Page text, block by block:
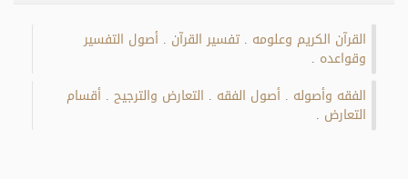
القرآن الكريم وعلومه تفسير القرآن أصول التفسير
وقواعده
الفقه وأصوله أصول الفقه التعارض والترجيح أقسام
التعارض